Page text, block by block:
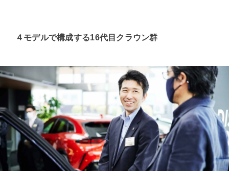
４モデルで構成する16代目クラウン群